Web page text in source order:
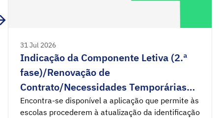
31 Jul 2026
Indicação da Componente Letiva (2.ª
fase)/Renovação de
Contrato/Necessidades Temporárias
(pedido de horários)
Encontra-se disponível a aplicação que permite às
escolas procederem à atualização da identificação